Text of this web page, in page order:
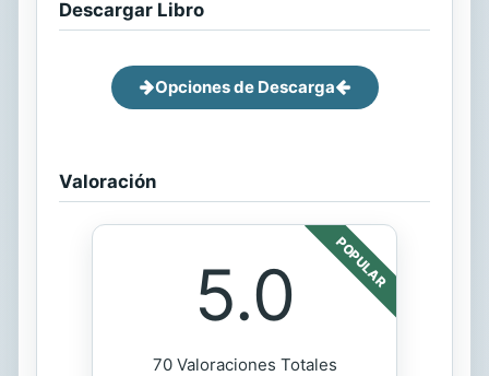
Descargar Libro
Opciones de Descarga
Valoración
POPULAR
5.0
70 Valoraciones Totales